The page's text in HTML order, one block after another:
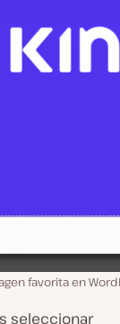
favorita en
seleccionar